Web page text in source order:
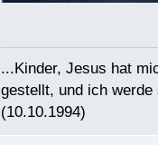
...Kinder, Jesus hat
gestellt, und ich
(10.10.1994)